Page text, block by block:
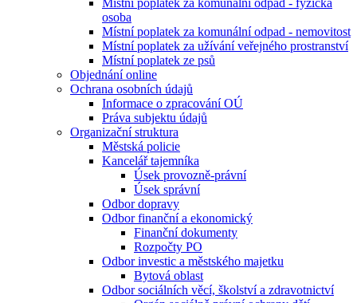
Místní poplatek za komunální odpad - fyzická
osoba
Místní poplatek za komunální odpad - nemovitost
Místní poplatek za užívání veřejného prostranství
Místní poplatek ze psů
Objednání online
Ochrana osobních údajů
Informace o zpracování OÚ
Práva subjektu údajů
Organizační struktura
Městská policie
Kancelář tajemníka
Úsek provozně-právní
Úsek správní
Odbor dopravy
Odbor finanční a ekonomický
Finanční dokumenty
Rozpočty PO
Odbor investic a městského majetku
Bytová oblast
Odbor sociálních věcí, školství a zdravotnictví